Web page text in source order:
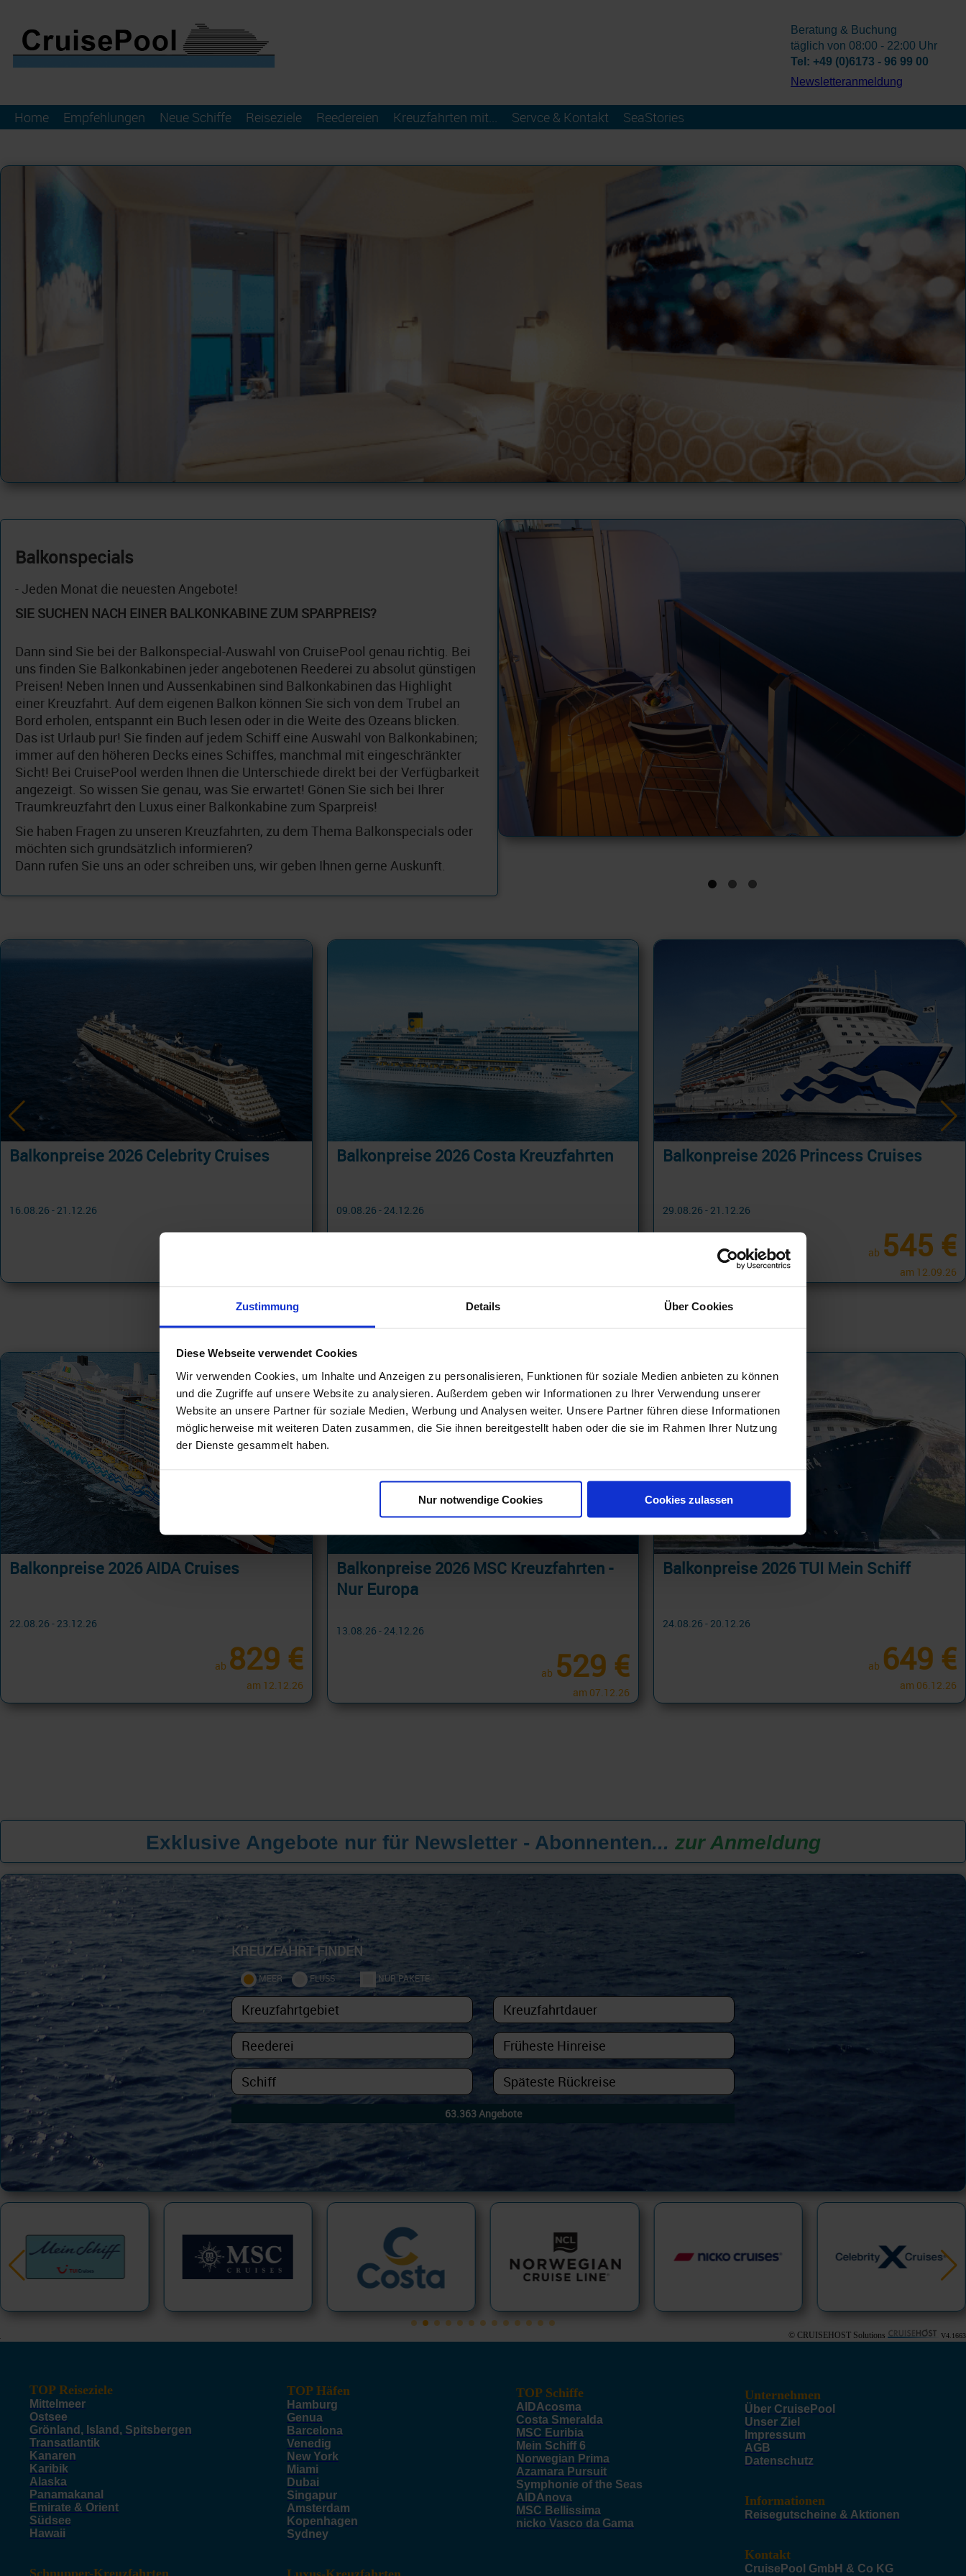
Zustimmung Details Über Cookies
Diese Webseite verwendet Cookies
Wir verwenden Cookies, um Inhalte und Anzeigen zu personalisieren, Funktionen für soziale Medien anbieten zu können
und die Zugriffe auf unsere Website zu analysieren. Außerdem geben wir Informationen zu Ihrer Verwendung unserer
Website an unsere Partner für soziale Medien, Werbung und Analysen weiter. Unsere Partner führen diese Informationen
möglicherweise mit weiteren Daten zusammen, die Sie ihnen bereitgestellt haben oder die sie im Rahmen Ihrer Nutzung
der Dienste gesammelt haben.
Nur notwendige Cookies Cookies zulassen
Home Empfehlungen Neue Schiffe Reiseziele Reedereien Kreuzfahrten mit... Servce & Kontakt SeaStories
Beratung & Buchung
täglich von 08:00 - 22:00 Uhr
Tel: +49 (0)6173 - 96 99 00
­Newsletteranmeldung
Balkonspecials
- Jeden Monat die neuesten Angebote!
SIE SUCHEN NACH EINER BALKONKABINE ZUM SPARPREIS?
Dann sind Sie bei der Balkonspecial-Auswahl von CruisePool genau richtig. Bei
uns finden Sie Balkonkabinen jeder angebotenen Reederei zu absolut günstigen
Preisen! Neben Innen und Aussenkabinen sind Balkonkabinen das Highlight
einer Kreuzfahrt. Auf dem eigenen Balkon können Sie sich von dem Trubel an
Bord erholen, entspannt ein Buch lesen oder in die Weite des Ozeans blicken.
Das ist Urlaub pur! Sie finden auf jedem Schiff eine Auswahl von Balkonkabinen;
immer auf den höheren Decks eines Schiffes, manchmal mit eingeschränkter
Sicht! Bei CruisePool werden Ihnen die Unterschiede direkt bei der Verfügbarkeit
angezeigt. So wissen Sie genau, was Sie erwartet! Gönen Sie sich bei Ihrer
Traumkreuzfahrt den Luxus einer Balkonkabine zum Sparpreis!
Sie haben Fragen zu unseren Kreuzfahrten, zu dem Thema Balkonspecials oder
möchten sich grundsätzlich informieren?
Dann rufen Sie uns an oder schreiben uns, wir geben Ihnen gerne Auskunft.
Balkonpreise 2026 Celebrity Cruises
16.08.26 - 21.12.26
615 €
Balkonpreise 2026 Costa Kreuzfahrten
09.08.26 - 24.12.26
739 €
Balkonpreise 2026 Princess Cruises
29.08.26 - 21.12.26
ab 545 €
am 12.09.26
Balkonpreise 2026 AIDA Cruises
22.08.26 - 23.12.26
ab 829 €
am 12.12.26
Balkonpreise 2026 MSC Kreuzfahrten -
Nur Europa
13.08.26 - 24.12.26
ab 529 €
am 07.12.26
Balkonpreise 2026 TUI Mein Schiff
24.08.26 - 20.12.26
ab 649 €
am 06.12.26
Exklusive Angebote nur für Newsletter - Abonnenten... zur Anmeldung
KREUZFAHRT FINDEN
MEER FLUSS NUR PAKETE
© CRUISEHOST Solutions V4.1663
TOP Reiseziele
Mittelmeer
Ostsee
Grönland, Island, Spitsbergen
Transatlantik
Kanaren
Karibik
Alaska
Panamakanal
Emirate & Orient
Südsee
Hawaii
TOP Häfen
Hamburg
Genua
Barcelona
Venedig
New York
Miami
Dubai
Singapur
Amsterdam
Kopenhagen
Sydney
TOP Schiffe
AIDAcosma
Costa Smeralda
MSC Euribia
Mein Schiff 6
Norwegian Prima
Azamara Pursuit
Symphonie of the Seas
AIDAnova
MSC Bellissima
nicko Vasco da Gama
Unternehmen
Über CruisePool
Unser Ziel
Impressum
AGB
Datenschutz
Informationen
Reisegutscheine & Aktionen
Kontakt
CruisePool GmbH & Co KG